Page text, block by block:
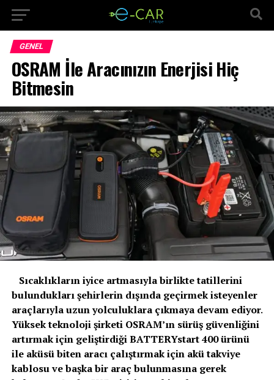
GENEL
OSRAM İle Aracınızın Enerjisi Hiç
Bitmesin
Sıcaklıkların iyice artmasıyla birlikte tatillerini
bulundukları şehirlerin dışında geçirmek isteyenler
araçlarıyla uzun yolculuklara çıkmaya devam ediyor.
Yüksek teknoloji şirketi OSRAM’ın sürüş güvenliğini
artırmak için geliştirdiğiBATTERYstart 400 ürünü
ile aküsü biten aracı çalıştırmak için akü takviye
kablosu ve başka bir araç bulunmasına gerek